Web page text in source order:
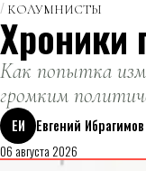
КОЛУМНИСТЫ
Хроники
Как попытка
громким
ЕИ
Евгений Ибрагимов
06 августа 2026